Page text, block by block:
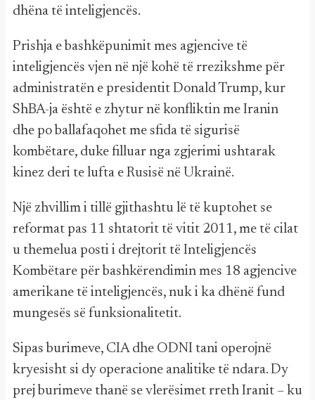
dhëna të inteligjencës.
Prishja e bashkëpunimit mes agjencive të
inteligjencës vjen në një kohë të rrezikshme për
administratën e presidentit Donald Trump, kur
ShBA-ja është e zhytur në konfliktin me Iranin
dhe po ballafaqohet me sfida të sigurisë
kombëtare, duke filluar nga zgjerimi ushtarak
kinez deri te lufta e Rusisë në Ukrainë.
Një zhvillim i tillë gjithashtu lë të kuptohet se
reformat pas 11 shtatorit të vitit 2011, me të cilat
u themelua posti i drejtorit të Inteligjencës
Kombëtare për bashkërendimin mes 18 agjencive
amerikane të inteligjencës, nuk i ka dhënë fund
mungesës së funksionalitetit.
Sipas burimeve, CIA dhe ODNI tani operojnë
kryesisht si dy operacione analitike të ndara. Dy
prej burimeve thanë se vlerësimet rreth Iranit – ku